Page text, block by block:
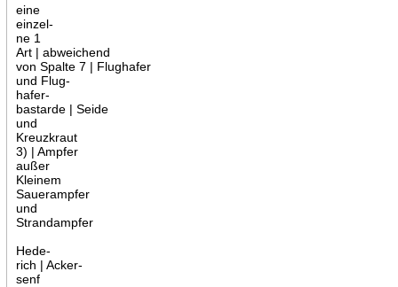
eine
einzel-
ne 1
Art | abweichend
von Spalte 7 | Flughafer
und Flug-
hafer-
bastarde | Seide
und
Kreuzkraut
3) | Ampfer
außer
Kleinem
Sauerampfer
und
Strandampfer
Hede-
rich | Acker-
senf